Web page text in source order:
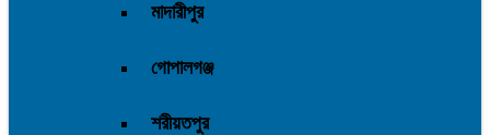
মাদারীপুর
গোপালগঞ্জ
শরীয়তপুর